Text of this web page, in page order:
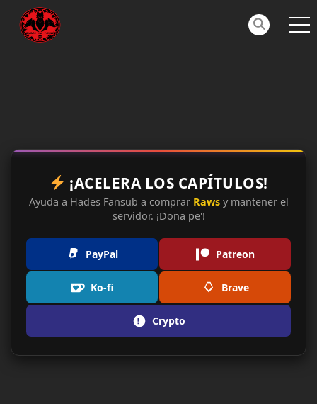
¡ACELERA LOS CAPÍTULOS!
Ayuda a Hades Fansub a comprar Rawsy mantener el
servidor. ¡Dona pe'!
PayPal Patreon
Ko-fi Brave
Crypto